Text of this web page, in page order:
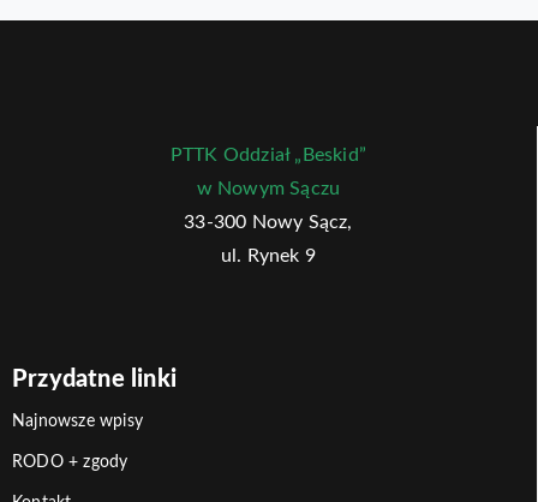
PTTK Oddział „Beskid”
w Nowym Sączu
33-300 Nowy Sącz,
ul. Rynek 9
Przydatne linki
Najnowsze wpisy
RODO + zgody